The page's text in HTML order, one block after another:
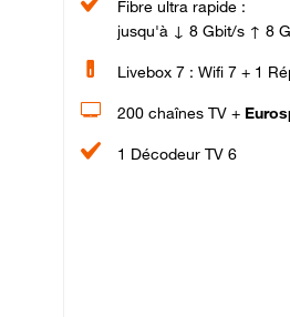
Fibre ultra rapide :
jusqu'à ↓ 8 Gbit/s ↑ 8
Livebox 7 : Wifi 7 + 1
200 chaînes TV +
1 Décodeur TV 6